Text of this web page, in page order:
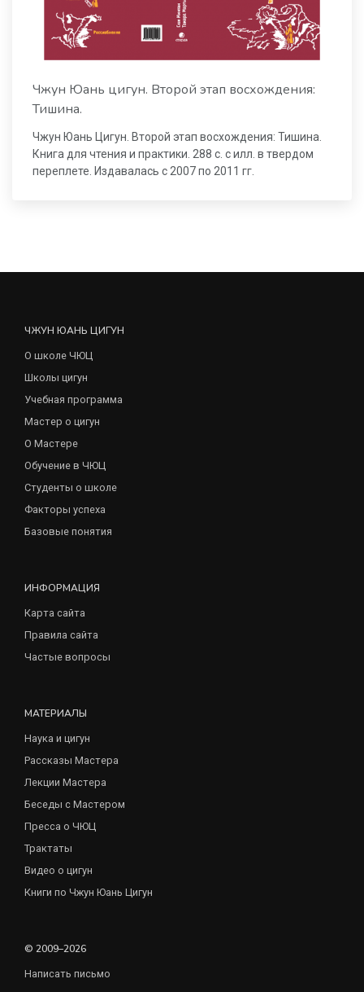
Чжун Юань цигун. Второй этап восхождения:
Тишина.
Чжун Юань Цигун. Второй этап восхождения: Тишина.
Книга для чтения и практики. 288 с. с илл. в твердом
переплете. Издавалась с 2007 по 2011 гг.
ЧЖУН ЮАНЬ ЦИГУН
О школе ЧЮЦ
Школы цигун
Учебная программа
Мастер о цигун
О Мастере
Обучение в ЧЮЦ
Студенты о школе
Факторы успеха
Базовые понятия
ИНФОРМАЦИЯ
Карта сайта
Правила сайта
Частые вопросы
МАТЕРИАЛЫ
Наука и цигун
Рассказы Мастера
Лекции Мастера
Беседы с Мастером
Пресса о ЧЮЦ
Трактаты
Видео о цигун
Книги по Чжун Юань Цигун
© 2009–2026
Написать письмо